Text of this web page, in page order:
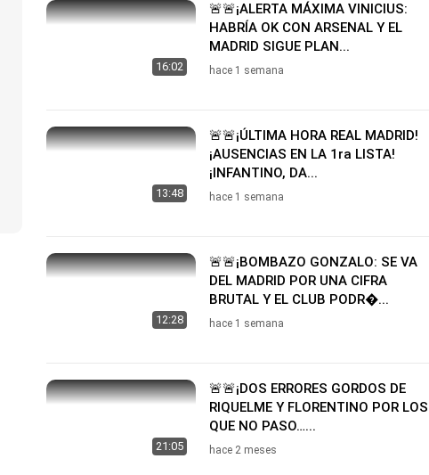
16:02
🚨🚨¡ALERTA MÁXIMA VINICIUS:
HABRÍA OK CON ARSENAL Y EL
MADRID SIGUE PLAN...
hace 1 semana
13:48
🚨🚨¡ÚLTIMA HORA REAL MADRID!
¡AUSENCIAS EN LA 1ra LISTA!
¡INFANTINO, DA...
hace 1 semana
12:28
🚨🚨¡BOMBAZO GONZALO: SE VA
DEL MADRID POR UNA CIFRA
BRUTAL Y EL CLUB PODR�...
hace 1 semana
21:05
🚨🚨¡DOS ERRORES GORDOS DE
RIQUELME Y FLORENTINO POR LOS
QUE NO PASO…...
hace 2 meses